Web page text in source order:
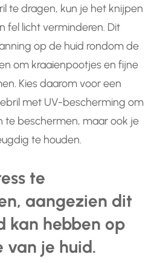
te dragen, kun je het knijpen
fel licht verminderen. Dit
op de huid rondom de
om kraaienpootjes en fijne
Kies daarom voor een
met UV-bescherming om
te beschermen, maar ook je
te houden.
te
aangezien dit
kan hebben op
van je huid.